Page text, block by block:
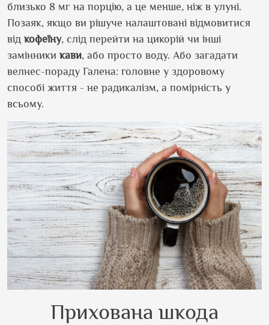
близько 8 мг на порцію, а це менше, ніж в улуні.
Позаяк, якщо ви рішуче налаштовані відмовитися
від кофеїну, слід перейти на цикорій чи інші
замінники кави, або просто воду. Або загадати
велнес-пораду Галена: головне у здоровому
способі життя - не радикалізм, а помірність у
всьому.
Прихована шкода